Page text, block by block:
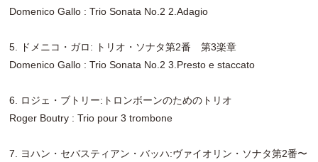
Domenico Gallo : Trio Sonata No.2 2.Adagio
5. ドメニコ・ガロ: トリオ・ソナタ第2番 第3楽章
Domenico Gallo : Trio Sonata No.2 3.Presto e staccato
6. ロジェ・ブトリー:トロンボーンのためのトリオ
Roger Boutry : Trio pour 3 trombone
7. ヨハン・セバスティアン・バッハ:ヴァイオリン・ソナタ第2番〜